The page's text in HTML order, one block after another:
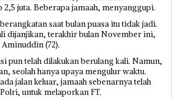
2,5 juta. Beberapa jamaah, menyanggupi.
saat bulan puasa itu tidak jadi.
dijanjikan, terakhir bulan November ini,
(72).
pun telah dilakukan berulang kali. Namun,
seolah hanya upaya mengulur waktu.
jalan keluar, jamaah sebenarnya telah
untuk melaporkan FT.